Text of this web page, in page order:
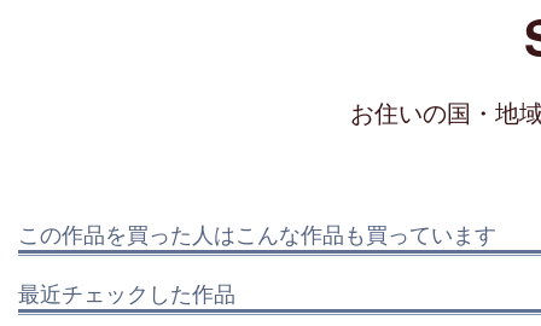
お住いの国・地
この作品を買った人はこんな作品も買っています
最近チェックした作品